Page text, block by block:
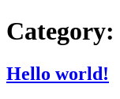
Category:
Hello world!